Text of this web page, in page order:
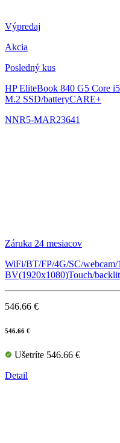
Výpredaj
Akcia
Posledný kus
HP EliteBook 840 G5 Core
M.2 SSD/batteryCARE+
NNR5-MAR23641
Záruka 24 mesiacov
WiFi/BT/FP/4G/SC/
BV(1920x1080)Touch/
546.66 €
546.66 €
Ušetríte 546.66 €
Detail